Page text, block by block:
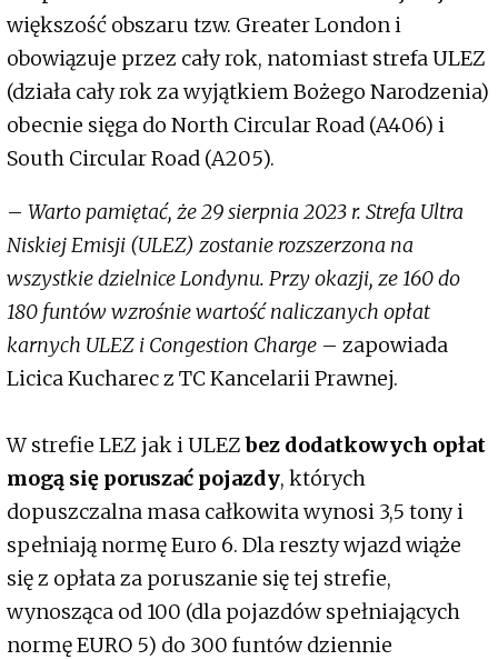
większość obszaru tzw. Greater London i
obowiązuje przez cały rok, natomiast strefa ULEZ
(działa cały rok za wyjątkiem Bożego Narodzenia)
obecnie sięga do North Circular Road (A406) i
South Circular Road (A205).
– Warto pamiętać, że 29 sierpnia 2023 r. Strefa Ultra
Niskiej Emisji (ULEZ) zostanie rozszerzona na
wszystkie dzielnice Londynu. Przy okazji, ze 160 do
180 funtów wzrośnie wartość naliczanych opłat
karnych ULEZ i Congestion Charge – zapowiada
Licica Kucharec z TC Kancelarii Prawnej.
W strefie LEZ jak i ULEZbez dodatkowych opłat
mogą się poruszać pojazdy, których
dopuszczalna masa całkowita wynosi 3,5 tony i
spełniają normę Euro 6. Dla reszty wjazd wiąże
się z opłata za poruszanie się tej strefie,
wynosząca od 100 (dla pojazdów spełniających
normę EURO 5) do 300 funtów dziennie